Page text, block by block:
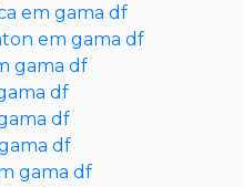
em gama df
em gama df
gama df
df
df
df
gama df